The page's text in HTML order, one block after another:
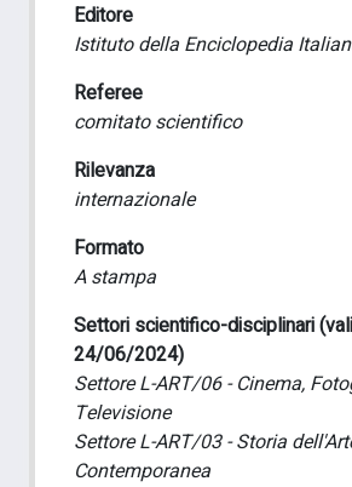
Editore
Istituto della Enciclopedia
Referee
comitato scientifico
Rilevanza
internazionale
Formato
A stampa
Settori scientifico-disciplinari
24/06/2024)
Settore L-ART/06 - Cinema,
Televisione
Settore L-ART/03 - Storia
Contemporanea